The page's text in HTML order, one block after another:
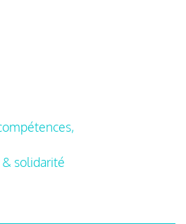
solidarité